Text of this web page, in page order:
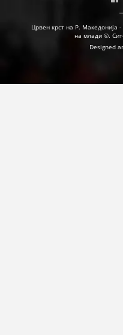
Црвен крст на Р. Македонија
на млади ©.
Designed